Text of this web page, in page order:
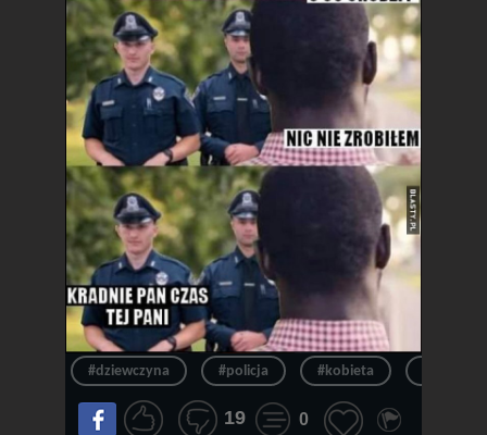
#dziewczyna #policja #kobieta
19 0